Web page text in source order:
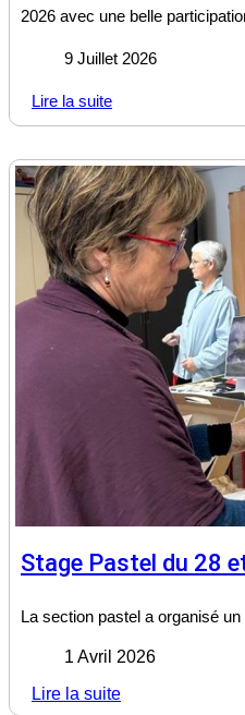
2026 avec une belle
9 Juillet 2026
Lire la suite
Stage Pastel du 28
La section pastel a organisé
1 Avril 2026
Lire la suite